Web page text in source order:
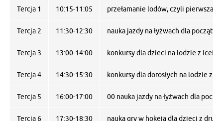
Tercja 1 10:15-11:05 przełamanie lodów, czyli pierwsza
Tercja 2 11:30-12:30 nauka jazdy na łyżwach dla
Tercja 3 13:00-14:00 konkursy dla dzieci na lodzie z
Tercja 4 14:30-15:30 konkursy dla dorosłych na lodzie z
Tercja 5 16:00-17:00 00 nauka jazdy na łyżwach dla
Tercja 6 17:30-18:30 nauka gry w hokeja dla dzieci z